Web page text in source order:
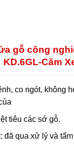
gỗ công
KD.6GL-Căm
co ngót, không
tiêu các sớ gỗ.
đã qua xử lý và